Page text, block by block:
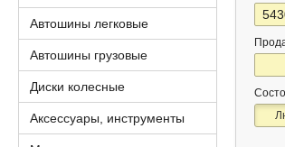
Автошины легковые
Автошины грузовые
Диски колесные
Аксессуары, инструменты